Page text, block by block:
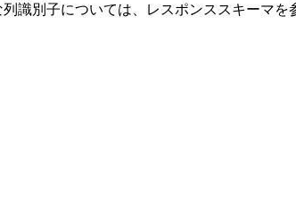
識別子については、レスポンススキーマを